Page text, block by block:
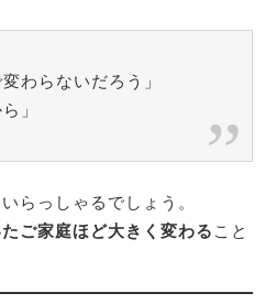
わらないだろう」
」
らっしゃるでしょう。
ご家庭ほど大きく変わる こと